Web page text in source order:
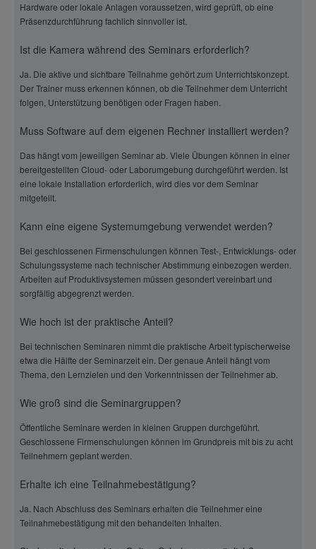
Hardware oder lokale Anlagen voraussetzen, wird geprüft, ob eine
Präsenzdurchführung fachlich sinnvoller ist.
Ist die Kamera während des Seminars erforderlich?
Ja. Die aktive und sichtbare Teilnahme gehört zum Unterrichtskonzept.
Der Trainer muss erkennen können, ob die Teilnehmer dem Unterricht
folgen, Unterstützung benötigen oder Fragen haben.
Muss Software auf dem eigenen Rechner installiert werden?
Das hängt vom jeweiligen Seminar ab. Viele Übungen können in einer
bereitgestellten Cloud- oder Laborumgebung durchgeführt werden. Ist
eine lokale Installation erforderlich, wird dies vor dem Seminar
mitgeteilt.
Kann eine eigene Systemumgebung verwendet werden?
Bei geschlossenen Firmenschulungen können Test-, Entwicklungs- oder
Schulungssysteme nach technischer Abstimmung einbezogen werden.
Arbeiten auf Produktivsystemen müssen gesondert vereinbart und
sorgfältig abgegrenzt werden.
Wie hoch ist der praktische Anteil?
Bei technischen Seminaren nimmt die praktische Arbeit typischerweise
etwa die Hälfte der Seminarzeit ein. Der genaue Anteil hängt vom
Thema, den Lernzielen und den Vorkenntnissen der Teilnehmer ab.
Wie groß sind die Seminargruppen?
Öffentliche Seminare werden in kleinen Gruppen durchgeführt.
Geschlossene Firmenschulungen können im Grundpreis mit bis zu acht
Teilnehmern geplant werden.
Erhalte ich eine Teilnahmebestätigung?
Ja. Nach Abschluss des Seminars erhalten die Teilnehmer eine
Teilnahmebestätigung mit den behandelten Inhalten.